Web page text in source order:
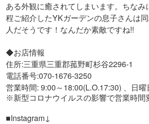
ある外観に癒されてしまいます。ちな
程ご紹介したYKガーデンの息子さんは
人だそうです！なんだか素敵ですね!!
◆お店情報
住所:三重県三重郡菰野町杉谷2296-1
電話番号:070-1676-3250
営業時間: 9:00～18:00(L.O.17:30) 、日曜
※新型コロナウイルスの影響で営業時間
■Instagram↓